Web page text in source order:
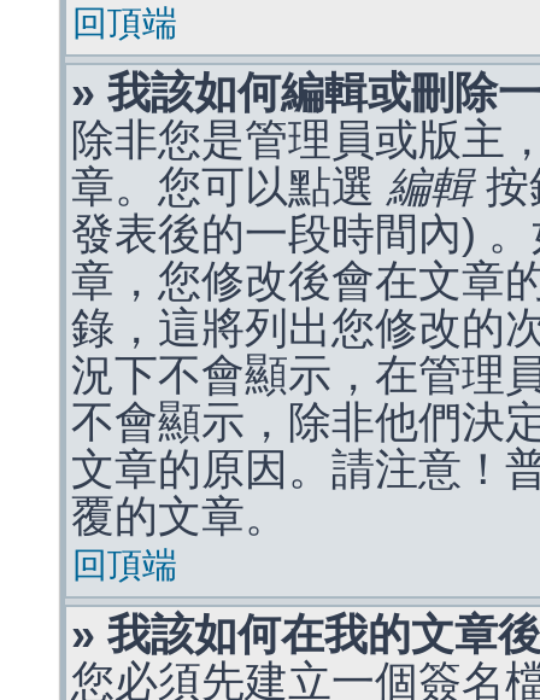
回頂端
» 我該如何編輯或刪除
除非您是管理員或版主
章。您可以點選 編輯按
發表後的一段時間內)
章，您修改後會在文章
錄，這將列出您修改的
況下不會顯示，在管理
不會顯示，除非他們決
文章的原因。請注意！
覆的文章。
回頂端
» 我該如何在我的文章
您必須先建立一個簽名